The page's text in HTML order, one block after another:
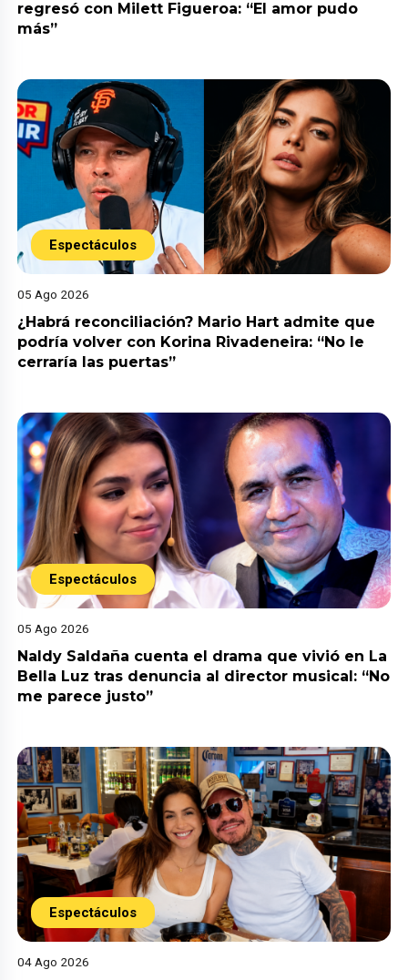
regresó con Milett Figueroa: “El amor pudo
más”
Espectáculos
05 Ago 2026
¿Habrá reconciliación? Mario Hart admite que
podría volver con Korina Rivadeneira: “No le
cerraría las puertas”
Espectáculos
05 Ago 2026
Naldy Saldaña cuenta el drama que vivió en La
Bella Luz tras denuncia al director musical: “No
me parece justo”
Espectáculos
04 Ago 2026